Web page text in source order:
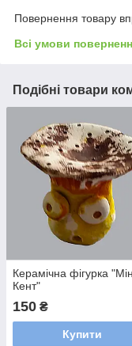
Повернення товару
Всі умови
Подібні товари
Керамічна фігурка
Кент"
150 ₴
Купити